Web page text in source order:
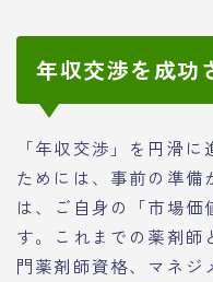
年収交渉を成功
「年収交渉」を円滑
ためには、事前の準備
は、ご自身の「市場価
す。これまでの薬剤師
門薬剤師資格、マネジ